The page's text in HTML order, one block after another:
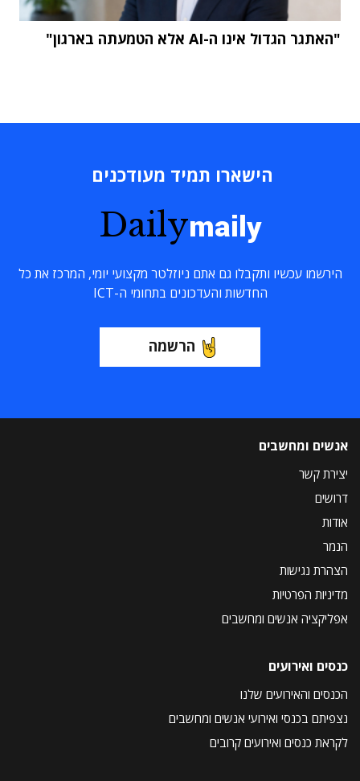
"האתגר הגדול אינו ה-AI אלא הטמעתה בארגון"
הישארו תמיד מעודכנים
Dailymaily
הירשמו עכשיו ותקבלו גם אתם ניוזלטר מקצועי יומי, המרכז את כל
החדשות והעדכונים בתחומי ה-ICT
הרשמה
אנשים ומחשבים
יצירת קשר
דרושים
אודות
הנמר
הצהרת נגישות
מדיניות הפרטיות
אפליקציה אנשים ומחשבים
כנסים ואירועים
הכנסים והאירועים שלנו
נצפיתם בכנסי ואירועי אנשים ומחשבים
לקראת כנסים ואירועים קרובים